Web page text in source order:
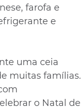
farofa e
e
uma ceia
muitas famílias.
o Natal de